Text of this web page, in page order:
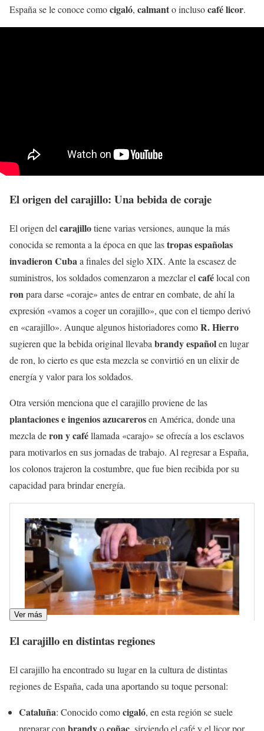
España se le conoce comocigaló, calmanto inclusocafé licor.
El origen del carajillo: Una bebida de coraje
El origen del carajillotiene varias versiones, aunque la más
conocida se remonta a la época en que lastropas españolas
invadieron Cuba a finales del siglo XIX. Ante la escasez de
suministros, los soldados comenzaron a mezclar el cafélocal con
ron para darse «coraje» antes de entrar en combate, de ahí la
expresión «vamos a coger un corajillo», que con el tiempo derivó
en «carajillo». Aunque algunos historiadores comoR. Hierro
sugieren que la bebida original llevaba brandy españolen lugar
de ron, lo cierto es que esta mezcla se convirtió en un elixir de
energía y valor para los soldados.
Otra versión menciona que el carajillo proviene de las
plantaciones e ingenios azucarerosen América, donde una
mezcla deron y caféllamada «carajo» se ofrecía a los esclavos
para motivarlos en sus jornadas de trabajo. Al regresar a España,
los colonos trajeron la costumbre, que fue bien recibida por su
capacidad para brindar energía.
Ver más
El carajillo en distintas regiones
El carajillo ha encontrado su lugar en la cultura de distintas
regiones de España, cada una aportando su toque personal:
Cataluña: Conocido comocigaló, en esta región se suele
preparar con
o , sirviendo el café y el licor por